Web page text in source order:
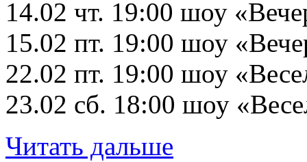
14.02 чт. 19:00 шоу
15.02 пт. 19:00 шоу
22.02 пт. 19:00 шоу
23.02 сб. 18:00 шоу
Читать дальше